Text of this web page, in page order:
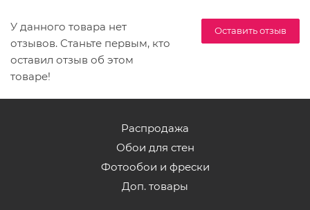
Оставить отзыв
У данного товара нет
отзывов. Станьте первым, кто
оставил отзыв об этом
товаре!
Распродажа
Обои для стен
Фотообои и фрески
Доп. товары